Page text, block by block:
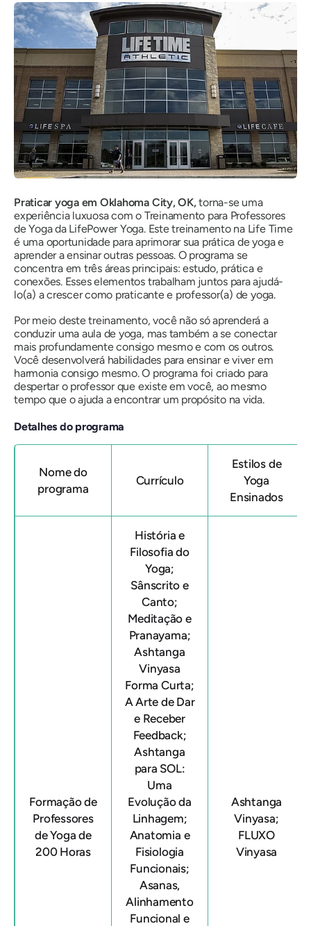
Praticar yoga em Oklahoma City, OK,torna-se uma
experiência luxuosa com o Treinamento para Professores
de Yoga da LifePower Yoga. Este treinamento na Life Time
é uma oportunidade para aprimorar sua prática de yoga e
aprender a ensinar outras pessoas. O programa se
concentra em três áreas principais: estudo, prática e
conexões. Esses elementos trabalham juntos para ajudá-
lo(a) a crescer como praticante e professor(a) de yoga.
Por meio deste treinamento, você não só aprenderá a
conduzir uma aula de yoga, mas também a se conectar
mais profundamente consigo mesmo e com os outros.
Você desenvolverá habilidades para ensinar e viver em
harmonia consigo mesmo. O programa foi criado para
despertar o professor que existe em você, ao mesmo
tempo que o ajuda a encontrar um propósito na vida.
Detalhes do programa
Nome do
programa
Currículo
Estilos de
Yoga
Ensinados
Formação de
Professores
de Yoga de
200 Horas
História e
Filosofia do
Yoga;
Sânscrito e
Canto;
Meditação e
Pranayama;
Ashtanga
Vinyasa
Forma Curta;
A Arte de Dar
e Receber
Feedback;
Ashtanga
para SOL:
Uma
Evolução da
Linhagem;
Anatomia e
Fisiologia
Funcionais;
Asanas,
Alinhamento
Funcional e
Ashtanga
Vinyasa;
FLUXO
Vinyasa